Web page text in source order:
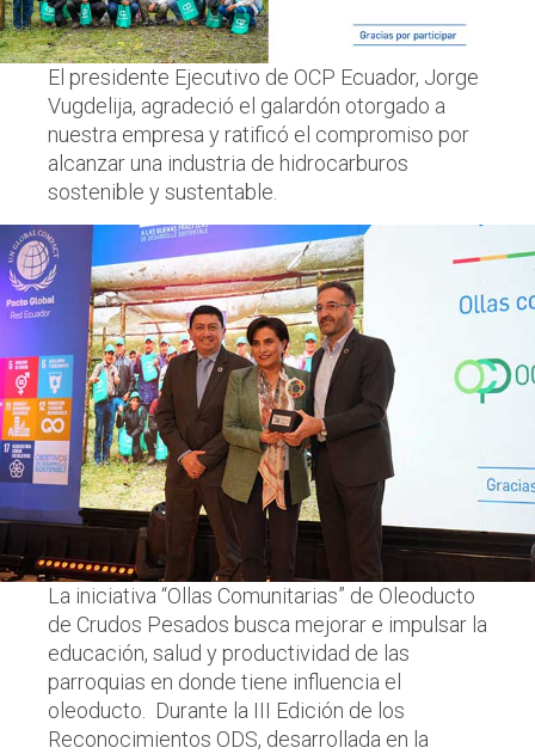
El presidente Ejecutivo de OCP Ecuador, Jorge
Vugdelija, agradeció el galardón otorgado a
nuestra empresa y ratificó el compromiso por
alcanzar una industria de hidrocarburos
sostenible y sustentable.
La iniciativa “Ollas Comunitarias” de Oleoducto
de Crudos Pesados busca mejorar e impulsar la
educación, salud y productividad de las
parroquias en donde tiene influencia el
oleoducto. Durante la III Edición de los
Reconocimientos ODS, desarrollada en la